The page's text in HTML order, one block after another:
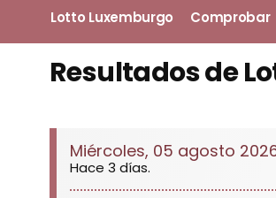
Lotto Luxemburgo Comprobar
Resultados de
Miércoles, 05 agosto
Hace 3 días.